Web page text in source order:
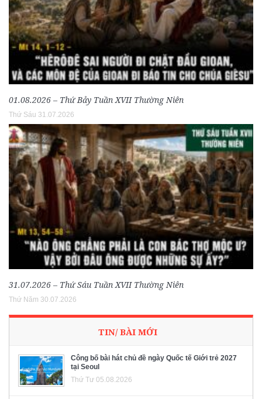
01.08.2026 – Thứ Bảy Tuần XVII Thường Niên
Thứ Sáu 31.07.2026
31.07.2026 – Thứ Sáu Tuần XVII Thường Niên
Thứ Năm 30.07.2026
TIN/ BÀI MỚI
Công bố bài hát chủ đề ngày Quốc tế Giới trẻ 2027
tại Seoul
Thứ Tư 05.08.2026